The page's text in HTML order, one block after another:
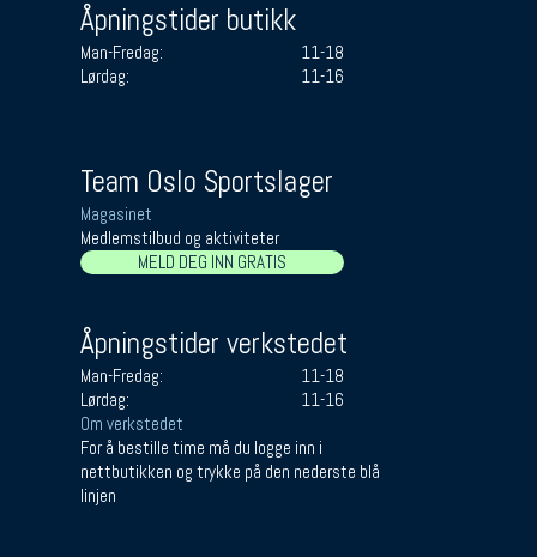
Åpningstider butikk
Man-Fredag:
11-18
Lørdag:
11-16
Team Oslo Sportslager
Magasinet
Medlemstilbud og aktiviteter
MELD DEG INN GRATIS
Åpningstider verkstedet
Man-Fredag:
11-18
Lørdag:
11-16
Om verkstedet
For å bestille time må du logge inn i
nettbutikken og trykke på den nederste blå
linjen